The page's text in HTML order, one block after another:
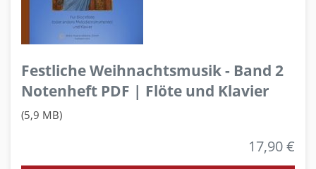
Festliche Weihnachtsmusik - Band 2
Notenheft PDF | Flöte und Klavier
(5,9 MB)
17,90 €